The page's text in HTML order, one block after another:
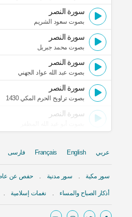
سورة النصر
بصوت سعود الشريم
سورة النصر
بصوت محمد جبريل
سورة النصر
بصوت عبد الله عواد الجهني
سورة النصر
بصوت تراويح الحرم المكي 1430
سورة النصر
عربي English
Français فارسی
سور مكية سور مدنية حفص عن
أذكار الصباح والمساء نغمات إسلامية